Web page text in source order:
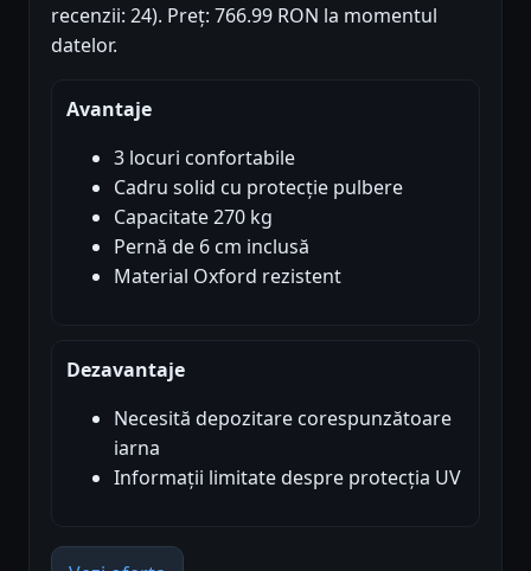
recenzii: 24). Preț: 766.99 RON la momentul
datelor.
Avantaje
3 locuri confortabile
Cadru solid cu protecție pulbere
Capacitate 270 kg
Pernă de 6 cm inclusă
Material Oxford rezistent
Dezavantaje
Necesită depozitare corespunzătoare
iarna
Informații limitate despre protecția UV